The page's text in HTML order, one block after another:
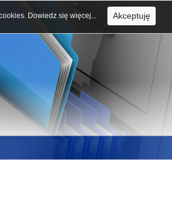
Dowiedz się więcej... Akceptuję